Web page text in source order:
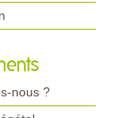
nous ?